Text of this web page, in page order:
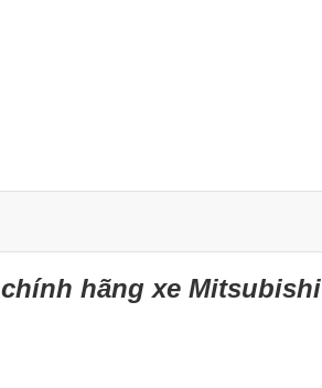
hãng xe Mitsubishi